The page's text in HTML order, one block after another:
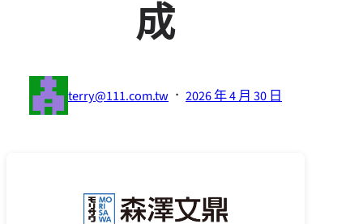
成
terry@111.com.tw · 2026 年 4 月 30 日